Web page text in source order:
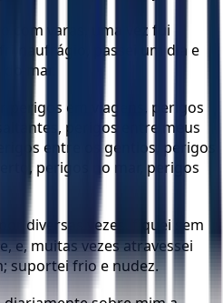
com varas, uma vez fui
naufrágio, passei um dia e
mar.
perigos em viagens, perigos
perigos entre meus
entre os gentios, perigos
perigos no mar, perigos
diversas vezes, fiquei sem
e, muitas vezes atravessei
suportei frio e nudez.